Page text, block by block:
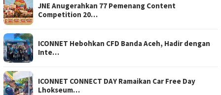
JNE Anugerahkan 77 Pemenang Content
Competition 20…
ICONNET Hebohkan CFD Banda Aceh, Hadir dengan
Inte…
ICONNET CONNECT DAY Ramaikan Car Free Day
Lhokseum…